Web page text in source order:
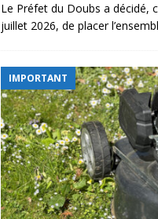
Le Préfet du Doubs a décidé,
juillet 2026, de placer
IMPORTANT